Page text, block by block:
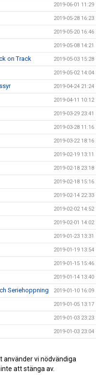
2019-06-01 11:29
2019-05-28 16:23
2019-05-20 16:46
2019-05-08 14:21
on Track 2019-05-03 15:28
2019-05-02 14:04
2019-04-24 21:24
2019-04-11 10:12
2019-03-29 23:41
2019-03-28 11:16
2019-03-22 18:16
2019-02-19 13:11
2019-02-18 23:18
2019-02-18 15:16
2019-02-14 22:33
2019-02-02 14:52
2019-02-01 14:02
2019-01-23 13:31
2019-01-19 13:54
2019-01-15 15:46
2019-01-14 13:40
Seriehoppning 2019-01-10 16:09
2019-01-05 13:17
2019-01-03 23:23
2019-01-03 23:04
2018-12-14 16:43
2018-02-01 13:36
använder vi nödvändiga
att stänga av.